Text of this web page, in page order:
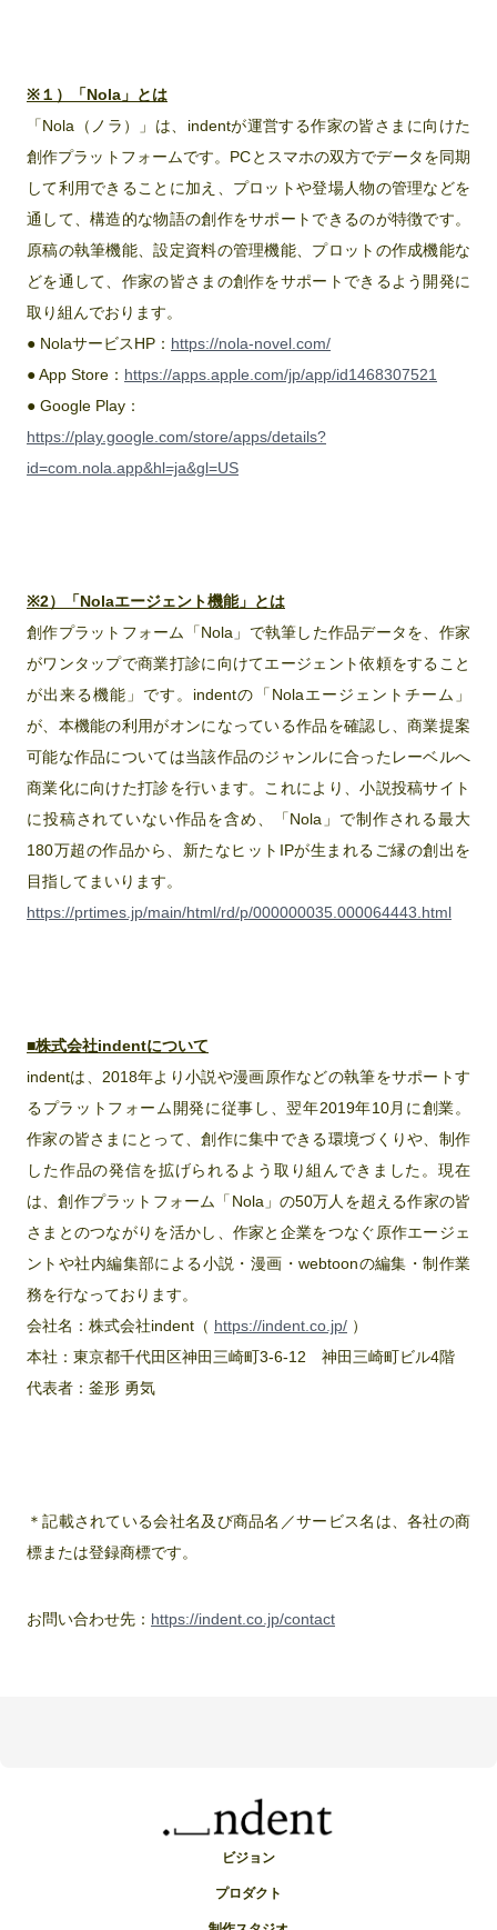
※１）「Nola」とは
「Nola（ノラ）」は、indentが運営する作家の皆さまに向けた
創作プラットフォームです。PCとスマホの双方でデータを同期
して利用できることに加え、プロットや登場人物の管理などを
通して、構造的な物語の創作をサポートできるのが特徴です。
原稿の執筆機能、設定資料の管理機能、プロットの作成機能な
どを通して、作家の皆さまの創作をサポートできるよう開発に
取り組んでおります。
● NolaサービスHP： https://nola-novel.com/
● App Store： https://apps.apple.com/jp/app/id1468307521
● Google Play：
https://play.google.com/store/apps/details?
id=com.nola.app&hl=ja&gl=US
※2）「Nolaエージェント機能」とは
創作プラットフォーム「Nola」で執筆した作品データを、作家
がワンタップで商業打診に向けてエージェント依頼をすること
が出来る機能」です。indentの「Nolaエージェントチーム」
が、本機能の利用がオンになっている作品を確認し、商業提案
可能な作品については当該作品のジャンルに合ったレーベルへ
商業化に向けた打診を行います。これにより、小説投稿サイト
に投稿されていない作品を含め、「Nola」で制作される最大
180万超の作品から、新たなヒットIPが生まれるご縁の創出を
目指してまいります。
https://prtimes.jp/main/html/rd/p/000000035.000064443.html
■株式会社indentについて
indentは、2018年より小説や漫画原作などの執筆をサポートす
るプラットフォーム開発に従事し、翌年2019年10月に創業。
作家の皆さまにとって、創作に集中できる環境づくりや、制作
した作品の発信を拡げられるよう取り組んできました。現在
は、創作プラットフォーム「Nola」の50万人を超える作家の皆
さまとのつながりを活かし、作家と企業をつなぐ原作エージェ
ントや社内編集部による小説・漫画・webtoonの編集・制作業
務を行なっております。
会社名：株式会社indent（ https://indent.co.jp/ ）
本社：東京都千代田区神田三崎町3‐6‐12 神田三崎町ビル4階
代表者：釜形 勇気
＊記載されている会社名及び商品名／サービス名は、各社の商
標または登録商標です。
お問い合わせ先： https://indent.co.jp/contact
ビジョン
プロダクト